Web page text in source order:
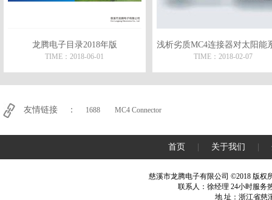
龙腾电子目录2018年版
TIME：2018-06-01 TIME：2018-02-07
友情链接 ： 1688 MC4 Connector
首页 关于我们
MC4连接器 | MC4并联
联
慈溪市龙腾电子有限公司 ©2018 版权
联系人：徐经理 24小时服务
地 址：浙江省慈